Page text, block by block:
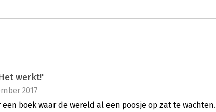
werkt!'
2017
boek waar de wereld al een poosje op zat te wachten.